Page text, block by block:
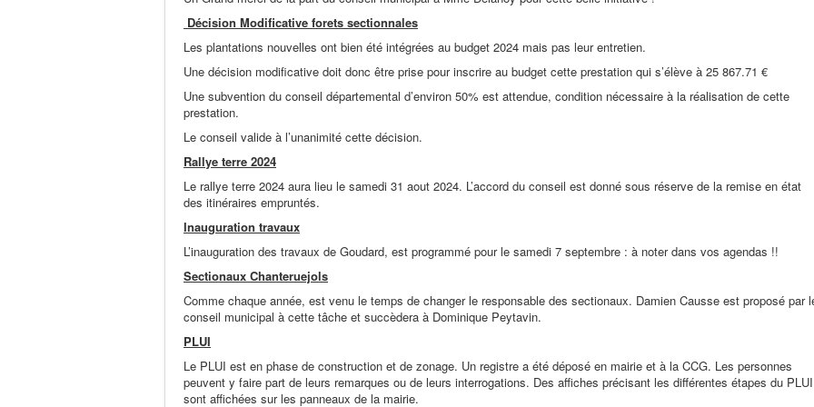
Décision Modificative forets sectionnales
Les plantations nouvelles ont bien été intégrées au budget 2024 mais pas leur entretien.
Une décision modificative doit donc être prise pour inscrire au budget cette prestation qui s’élève à 25 867.71 €
Une subvention du conseil départemental d’environ 50% est attendue, condition nécessaire à la réalisation de cette
prestation.
Le conseil valide à l’unanimité cette décision.
Rallye terre 2024
Le rallye terre 2024 aura lieu le samedi 31 aout 2024. L’accord du conseil est donné sous réserve de la remise en état
des itinéraires empruntés.
Inauguration travaux
L’inauguration des travaux de Goudard, est programmé pour le samedi 7 septembre : à noter dans vos agendas !!
Sectionaux Chanteruejols
Comme chaque année, est venu le temps de changer le responsable des sectionaux. Damien Causse est proposé par
conseil municipal à cette tâche et succèdera à Dominique Peytavin.
PLUI
Le PLUI est en phase de construction et de zonage. Un registre a été déposé en mairie et à la CCG. Les personnes
peuvent y faire part de leurs remarques ou de leurs interrogations. Des affiches précisant les différentes étapes du PLUI
sont affichées sur les panneaux de la mairie.